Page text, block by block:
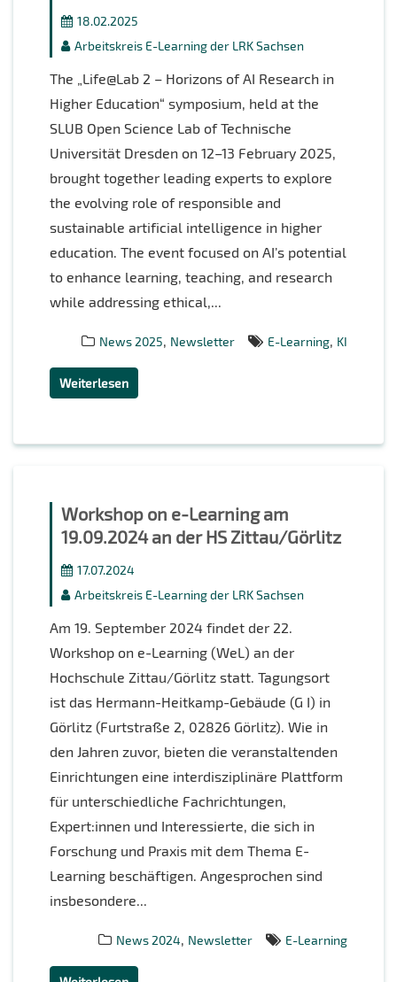
18.02.2025
Arbeitskreis E-Learning der LRK Sachsen
The „Life@Lab 2 – Horizons of AI Research in
Higher Education“ symposium, held at the
SLUB Open Science Lab of Technische
Universität Dresden on 12–13 February 2025,
brought together leading experts to explore
the evolving role of responsible and
sustainable artificial intelligence in higher
education. The event focused on AI’s potential
to enhance learning, teaching, and research
while addressing ethical,...
News 2025, Newsletter E-Learning, KI
Weiterlesen
Workshop on e-Learning am
19.09.2024 an der HS Zittau/Görlitz
17.07.2024
Arbeitskreis E-Learning der LRK Sachsen
Am 19. September 2024 findet der 22.
Workshop on e-Learning (WeL) an der
Hochschule Zittau/Görlitz statt. Tagungsort
ist das Hermann-Heitkamp-Gebäude (G I) in
Görlitz (Furtstraße 2, 02826 Görlitz). Wie in
den Jahren zuvor, bieten die veranstaltenden
Einrichtungen eine interdisziplinäre Plattform
für unterschiedliche Fachrichtungen,
Expert:innen und Interessierte, die sich in
Forschung und Praxis mit dem Thema E-
Learning beschäftigen. Angesprochen sind
insbesondere...
News 2024, Newsletter E-Learning